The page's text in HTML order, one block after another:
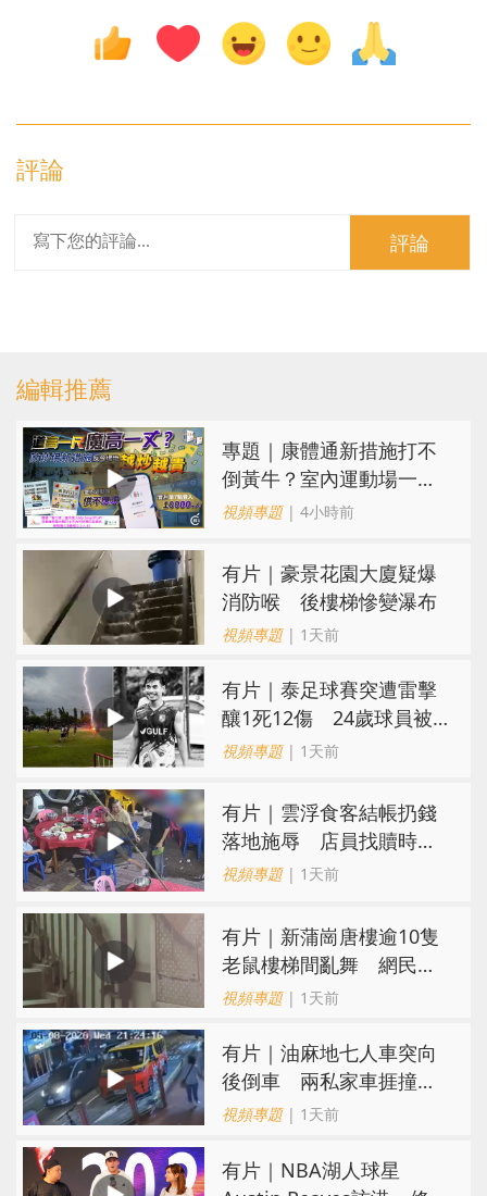
評論
評論
編輯推薦
專題｜康體通新措施打不
倒黃牛？室內運動場一場
難求越炒越貴
視頻專題| 4小時前
有片｜豪景花園大廈疑爆
消防喉 後樓梯慘變瀑布
視頻專題| 1天前
有片｜泰足球賽突遭雷擊
釀1死12傷 24歲球員被
閃電劈中亡
視頻專題| 1天前
​有片｜雲浮食客結帳扔錢
落地施辱 店員找贖時還
施彼身獲老闆肯定
視頻專題| 1天前
有片｜新蒲崗唐樓逾10隻
老鼠樓梯間亂舞 網民嚇
親：每次經過都要好大勇
視頻專題| 1天前
有片｜油麻地七人車突向
後倒車 兩私家車捱撞
司機不顧而去
視頻專題| 1天前
有片｜NBA湖人球星